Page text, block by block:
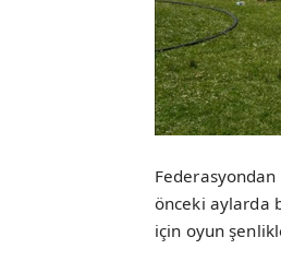
Federasyondan
önceki aylarda
için oyun